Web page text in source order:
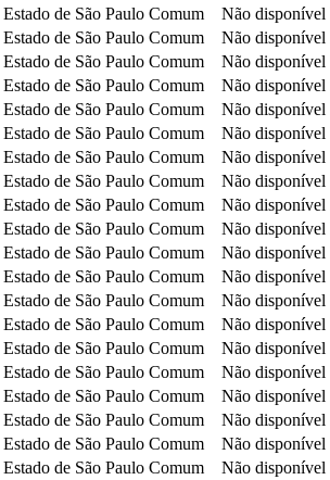
Estado de São Paulo Comum Não disponível
Estado de São Paulo Comum Não disponível
Estado de São Paulo Comum Não disponível
Estado de São Paulo Comum Não disponível
Estado de São Paulo Comum Não disponível
Estado de São Paulo Comum Não disponível
Estado de São Paulo Comum Não disponível
Estado de São Paulo Comum Não disponível
Estado de São Paulo Comum Não disponível
Estado de São Paulo Comum Não disponível
Estado de São Paulo Comum Não disponível
Estado de São Paulo Comum Não disponível
Estado de São Paulo Comum Não disponível
Estado de São Paulo Comum Não disponível
Estado de São Paulo Comum Não disponível
Estado de São Paulo Comum Não disponível
Estado de São Paulo Comum Não disponível
Estado de São Paulo Comum Não disponível
Estado de São Paulo Comum Não disponível
Estado de São Paulo Comum Não disponível